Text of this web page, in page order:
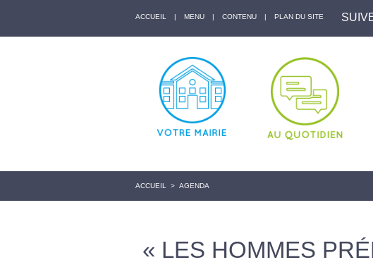
ACCUEIL | MENU | CONTENU | PLAN DU SITE
ACCUEIL > AGENDA
« LES HOMMES